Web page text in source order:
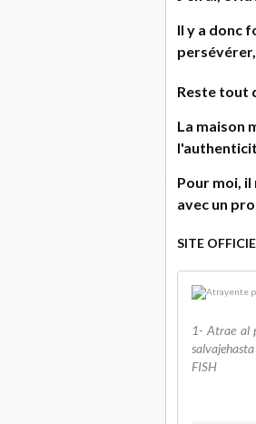
Il y a donc
Reste tout
La maison
Pour moi,
avec un
SITE
1- Atrae al
FISH